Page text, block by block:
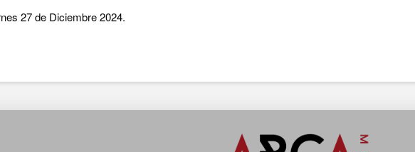
27 de Diciembre 2024.